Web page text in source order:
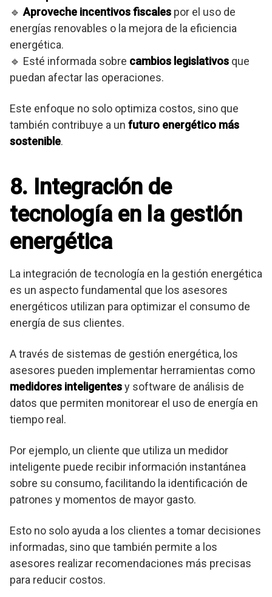
🔹 Aproveche incentivos fiscales por el uso de
energías renovables o la mejora de la eficiencia
energética.
🔹 Esté informada sobre cambios legislativos que
puedan afectar las operaciones.
Este enfoque no solo optimiza costos, sino que
también contribuye a un futuro energético más
sostenible.
8. Integración de
tecnología en la gestión
energética
La integración de tecnología en la gestión energética
es un aspecto fundamental que los asesores
energéticos utilizan para optimizar el consumo de
energía de sus clientes.
A través de sistemas de gestión energética, los
asesores pueden implementar herramientas como
medidores inteligentesy software de análisis de
datos que permiten monitorear el uso de energía en
tiempo real.
Por ejemplo, un cliente que utiliza un medidor
inteligente puede recibir información instantánea
sobre su consumo, facilitando la identificación de
patrones y momentos de mayor gasto.
Esto no solo ayuda a los clientes a tomar decisiones
informadas, sino que también permite a los
asesores realizar recomendaciones más precisas
para reducir costos.